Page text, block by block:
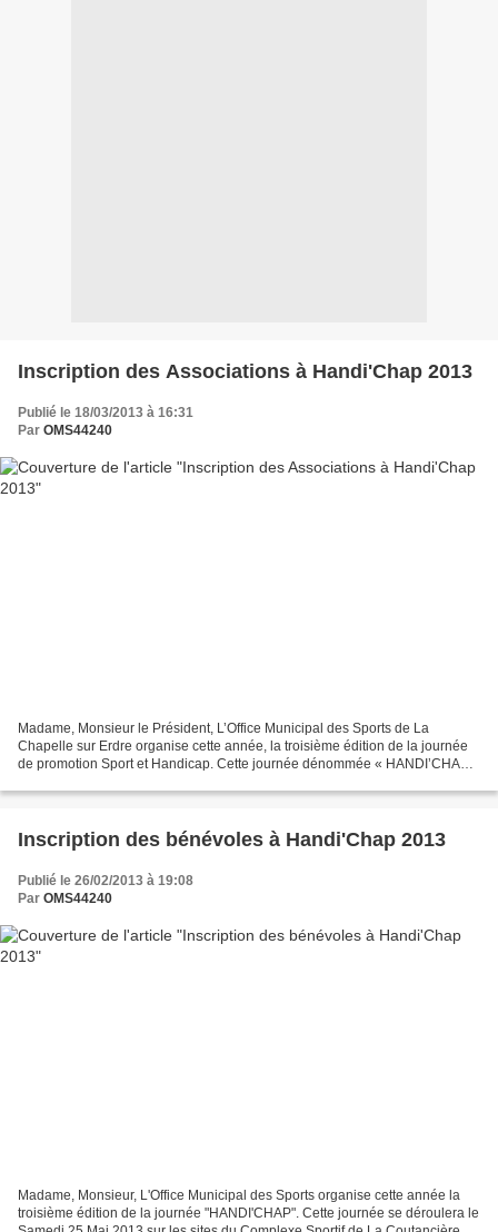
Inscription des Associations à Handi'Chap 2013
Publié le 18/03/2013 à 16:31
Par OMS44240
Madame, Monsieur le Président, L’Office Municipal des Sports de La
Chapelle sur Erdre organise cette année, la troisième édition de la journée
de promotion Sport et Handicap. Cette journée dénommée « HANDI’CHAP »
Inscription des bénévoles à Handi'Chap 2013
Publié le 26/02/2013 à 19:08
Par OMS44240
Madame, Monsieur, L'Office Municipal des Sports organise cette année la
troisième édition de la journée "HANDI'CHAP". Cette journée se déroulera le